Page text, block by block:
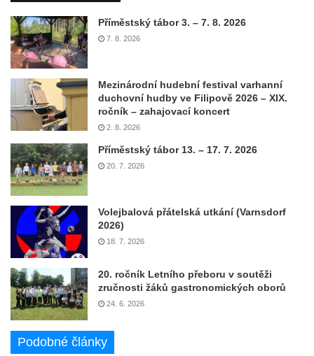
Příměstský tábor 3. – 7. 8. 2026
7. 8. 2026
Mezinárodní hudební festival varhanní
duchovní hudby ve Filipově 2026 – XIX.
ročník – zahajovací koncert
2. 8. 2026
Příměstský tábor 13. – 17. 7. 2026
20. 7. 2026
Volejbalová přátelská utkání (Varnsdorf
2026)
18. 7. 2026
20. ročník Letního přeboru v soutěži
zručnosti žáků gastronomických oborů
24. 6. 2026
Podobné články